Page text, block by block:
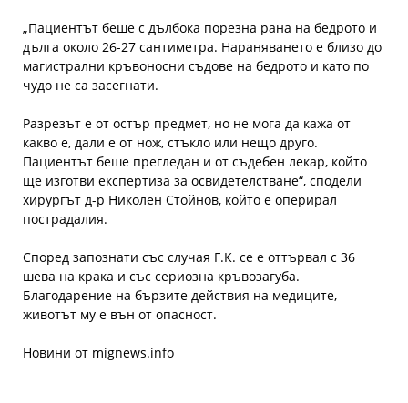
„Пациентът беше с дълбока порезна рана на бедрото и
дълга около 26-27 сантиметра. Нараняването е близо до
магистрални кръвоносни съдове на бедрото и като по
чудо не са засегнати.
Разрезът е от остър предмет, но не мога да кажа от
какво е, дали е от нож, стъкло или нещо друго.
Пациентът беше прегледан и от съдебен лекар, който
ще изготви експертиза за освидетелстване“, сподели
хирургът д-р Николен Стойнов, който е оперирал
пострадалия.
Според запознати със случая Г.К. се е оттървал с 36
шева на крака и със сериозна кръвозагуба.
Благодарение на бързите действия на медиците,
животът му е вън от опасност.
Новини от mignews.info